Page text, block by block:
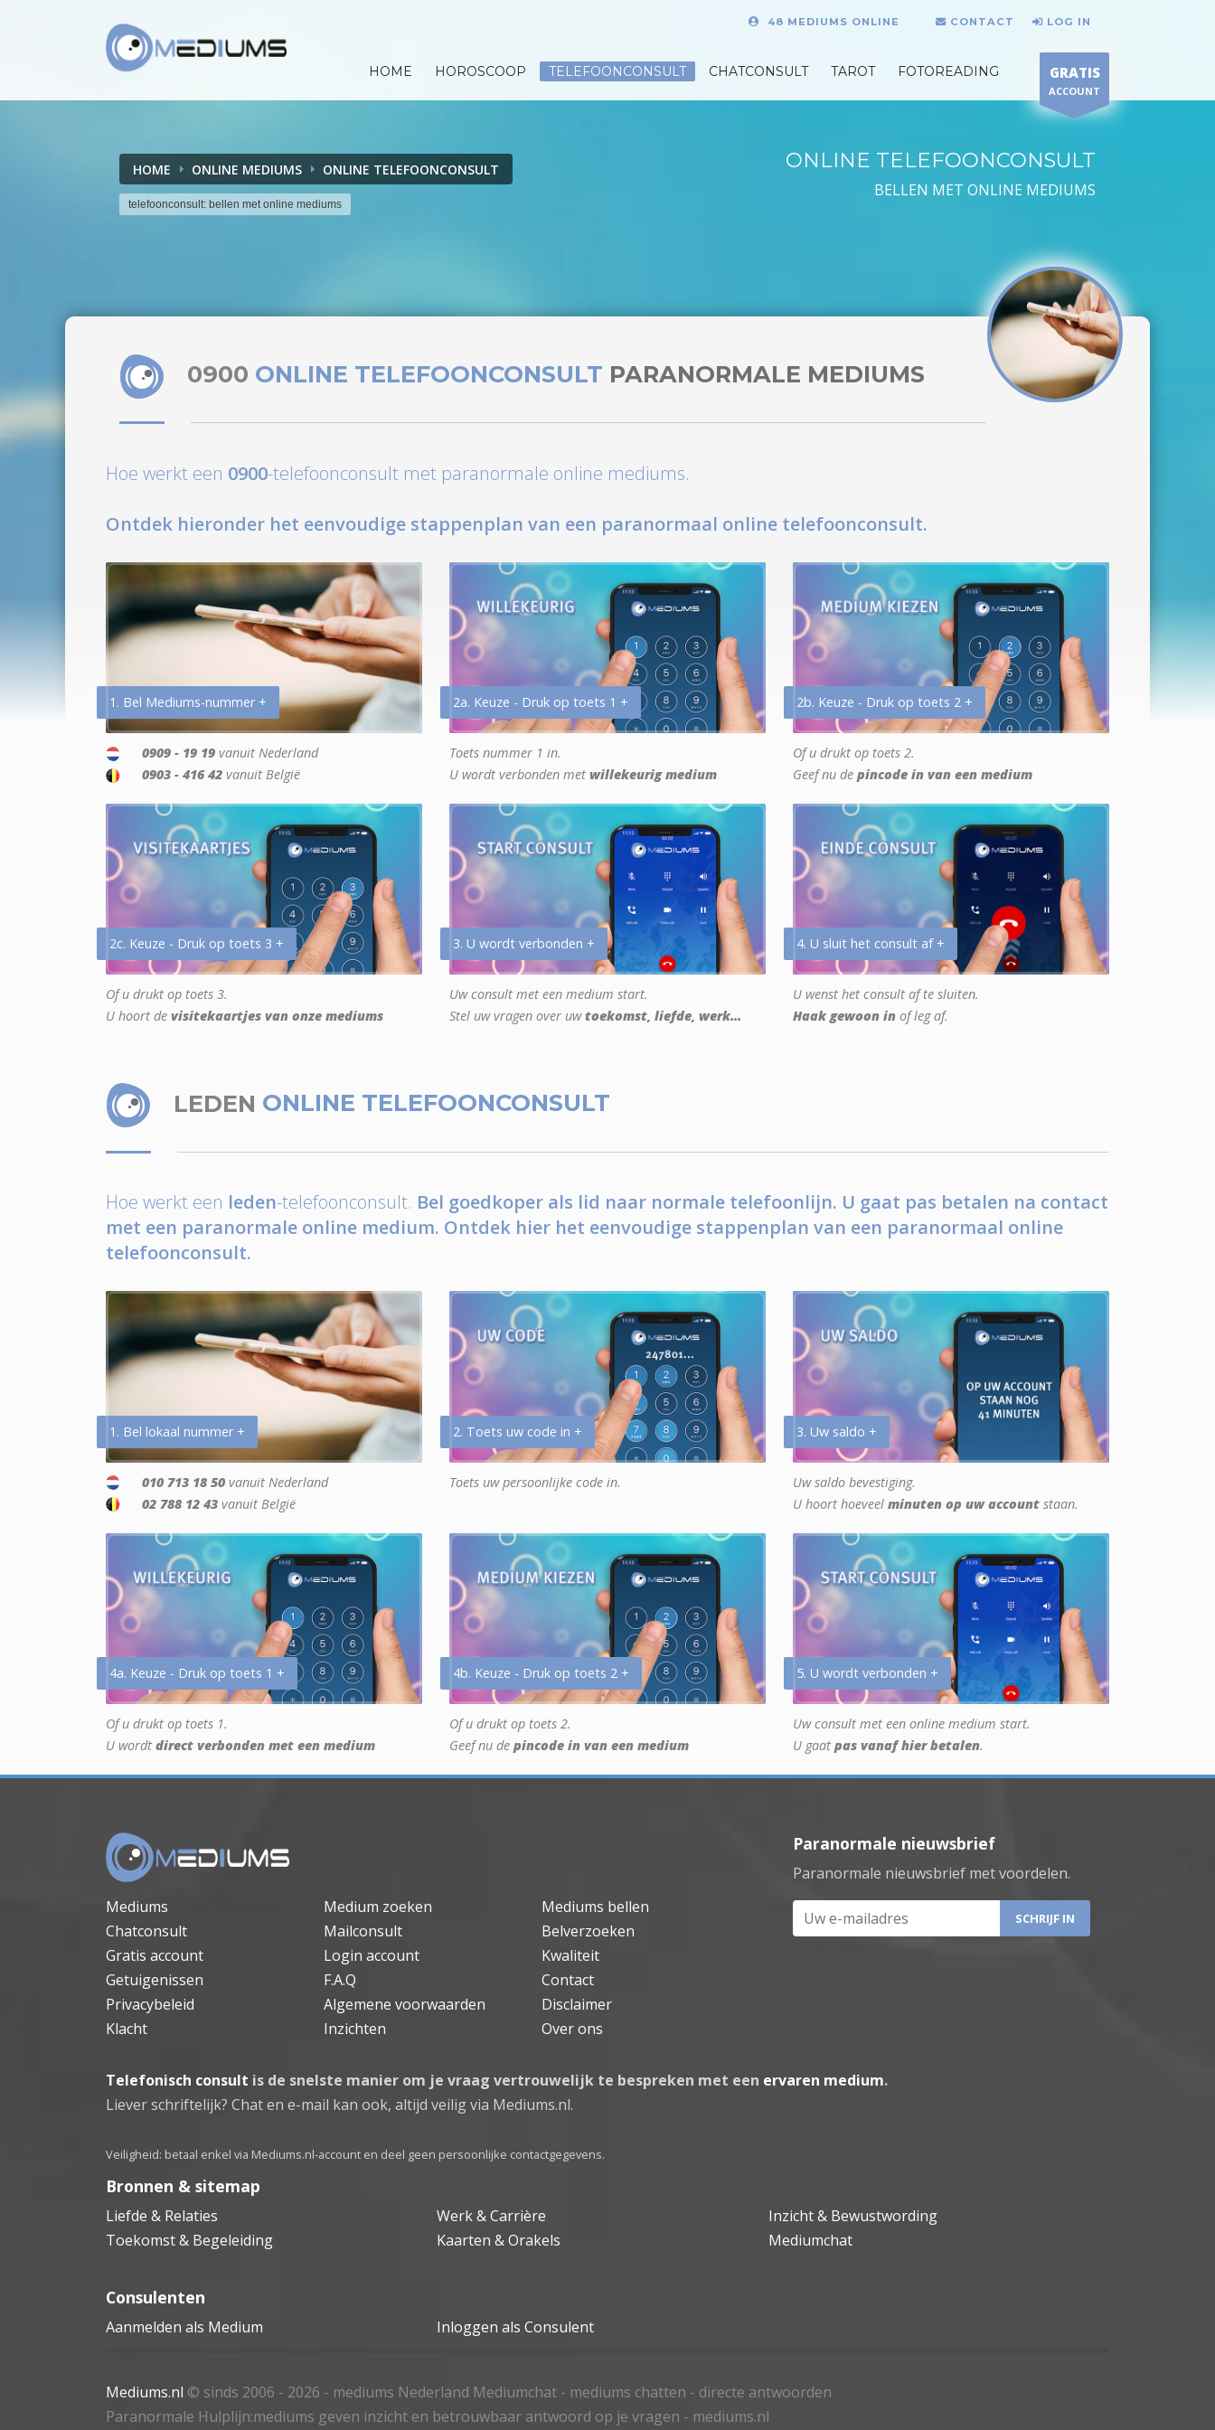
48 MEDIUMS ONLINE CONTACT LOG IN
HOME HOROSCOOP TELEFOONCONSULT CHATCONSULT TAROT FOTOREADING GRATIS
ACCOUNT
HOME ONLINE MEDIUMS ONLINE TELEFOONCONSULT
telefoonconsult: bellen met online mediums
ONLINE TELEFOONCONSULT
BELLEN MET ONLINE MEDIUMS
0900 ONLINE TELEFOONCONSULT PARANORMALE MEDIUMS
Hoe werkt een 0900-telefoonconsult met paranormale online mediums.
Ontdek hieronder het eenvoudige stappenplan van een paranormaal online telefoonconsult.
1. Bel Mediums-nummer +
0909 - 19 19 vanuit Nederland
0903 - 416 42 vanuit België
2a. Keuze - Druk op toets 1 +
Toets nummer 1 in.
U wordt verbonden met willekeurig medium
2b. Keuze - Druk op toets 2 +
Of u drukt op toets 2.
Geef nu de pincode in van een medium
2c. Keuze - Druk op toets 3 +
Of u drukt op toets 3.
U hoort de visitekaartjes van onze mediums
3. U wordt verbonden +
Uw consult met een medium start.
Stel uw vragen over uwtoekomst, liefde, werk...
4. U sluit het consult af +
U wenst het consult af te sluiten.
Haak gewoon in of leg af.
LEDEN ONLINE TELEFOONCONSULT
Hoe werkt een leden-telefoonconsult. Bel goedkoper als lid naar normale telefoonlijn. U gaat pas betalen na contact
met een paranormale online medium. Ontdek hier het eenvoudige stappenplan van een paranormaal online
telefoonconsult.
1. Bel lokaal nummer +
010 713 18 50 vanuit Nederland
02 788 12 43 vanuit België
2. Toets uw code in +
Toets uw persoonlijke code in.
3. Uw saldo +
Uw saldo bevestiging.
U hoort hoeveel minuten op uw account staan.
4a. Keuze - Druk op toets 1 +
Of u drukt op toets 1.
U wordt direct verbonden met een medium
4b. Keuze - Druk op toets 2 +
Of u drukt op toets 2.
Geef nu de pincode in van een medium
5. U wordt verbonden +
Uw consult met een online medium start.
U gaat pas vanaf hier betalen.
Mediums Medium zoeken
Mediums bellen
Chatconsult
Mailconsult
Belverzoeken
Gratis account
Login account
Kwaliteit
Getuigenissen
F.A.Q
Contact
Privacybeleid
Algemene voorwaarden
Disclaimer
Klacht
Inzichten Over ons
Paranormale nieuwsbrief
Paranormale nieuwsbrief met voordelen.
Uw e-mailadres
Telefonisch consult is de snelste manier om je vraag vertrouwelijk te bespreken met een ervaren medium.
Liever schriftelijk? Chat en e-mail kan ook, altijd veilig via Mediums.nl.
Veiligheid: betaal enkel via Mediums.nl-account en deel geen persoonlijke contactgegevens.
Bronnen & sitemap
Liefde & Relaties Werk & Carrière
Inzicht & Bewustwording
Toekomst & Begeleiding
Kaarten & Orakels Mediumchat
Consulenten
Aanmelden als Medium Inloggen als Consulent
Mediums.nl © sinds 2006 - 2026 - mediums Nederland Mediumchat - mediums chatten - directe antwoorden
Paranormale Hulplijn:mediums geven inzicht en betrouwbaar antwoord op je vragen - mediums.nl